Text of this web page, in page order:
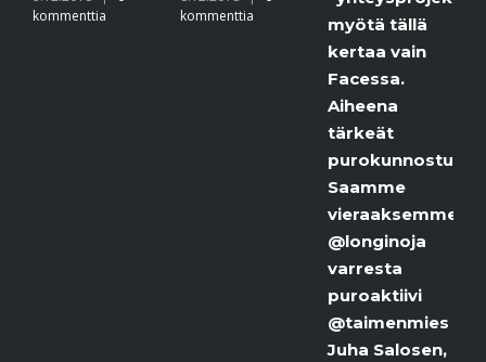
kommenttia
kommenttia
myötä tällä
kertaa vain
Facessa.
Aiheena
tärkeät
Saamme
vieraaksemme
@longinoja
varresta
puroaktiivi
@taimenmies
Juha Salosen,